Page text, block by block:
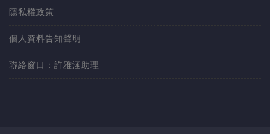
隱私權政策
個人資料告知聲明
聯絡窗口：許雅涵助理